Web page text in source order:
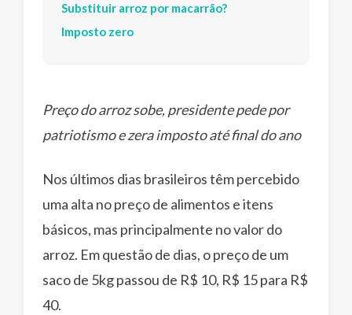
Substituir arroz por macarrão?
Imposto zero
Preço do arroz sobe, presidente pede por
patriotismo e zera imposto até final do ano
Nos últimos dias brasileiros têm percebido
uma alta no preço de alimentos e itens
básicos, mas principalmente no valor do
arroz. Em questão de dias, o preço de um
saco de 5kg passou de R$ 10, R$ 15 para R$
40.